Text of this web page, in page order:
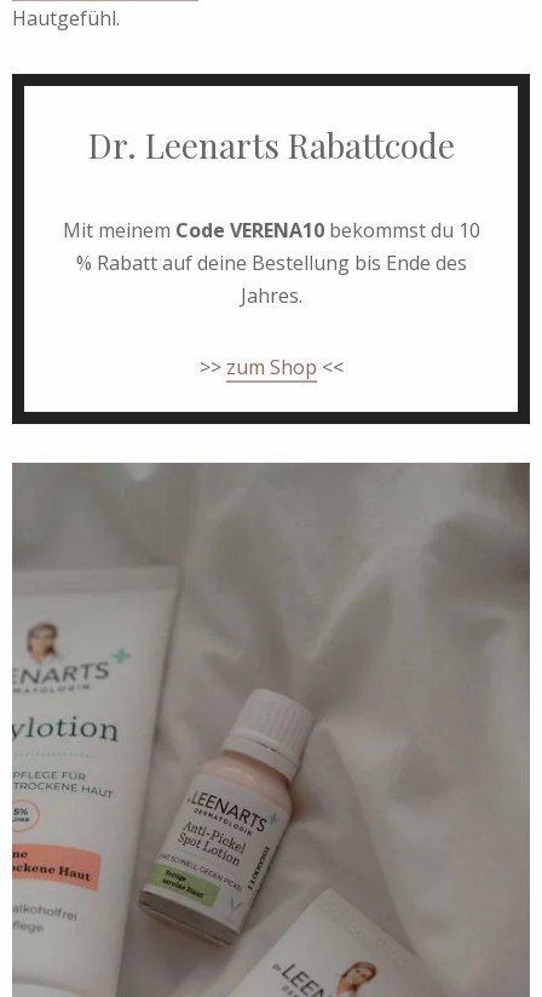
Hautgefühl.
Dr. Leenarts Rabattcode
Mit meinem Code VERENA10bekommst du 10
% Rabatt auf deine Bestellung bis Ende des
Jahres.
>> zum Shop <<